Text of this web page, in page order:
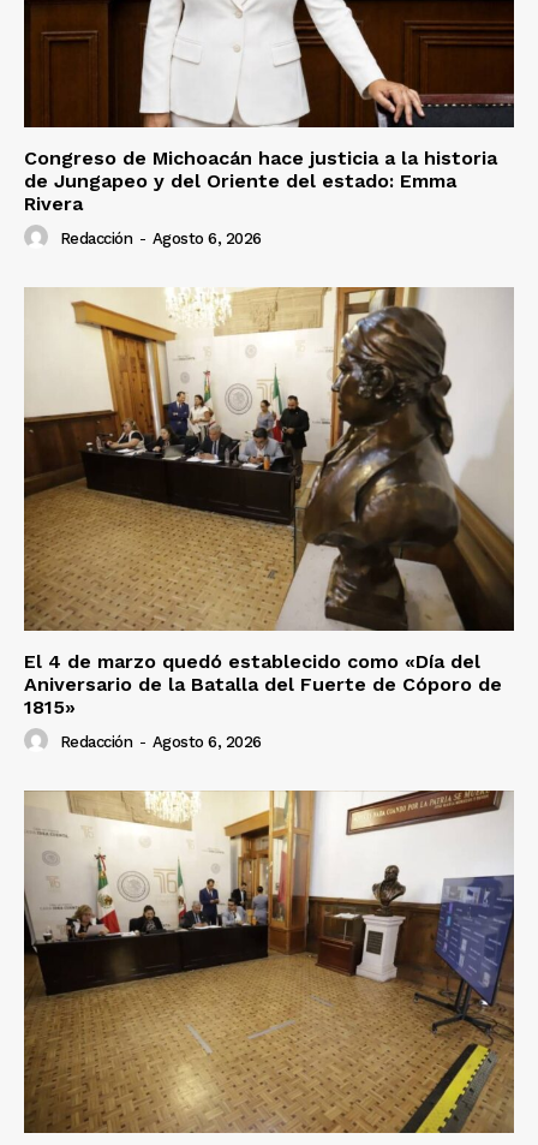
Congreso de Michoacán hace justicia a la historia
de Jungapeo y del Oriente del estado: Emma
Rivera
Redacción - Agosto 6, 2026
El 4 de marzo quedó establecido como «Día del
Aniversario de la Batalla del Fuerte de Cóporo de
1815»
Redacción - Agosto 6, 2026